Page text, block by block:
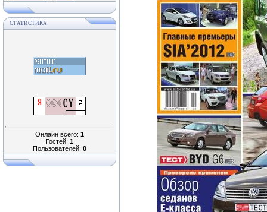
СТАТИСТИКА
Онлайн всего: 1
Гостей: 1
Пользователей: 0